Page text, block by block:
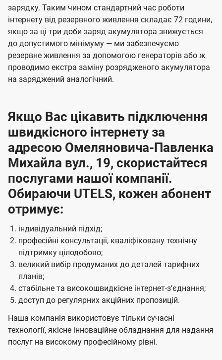
зарядку. Таким чином стандартний час роботи
інтернету від резервного живлення складає 72 години,
якщо за ці три доби заряд акумулятора знижується
до допустимого мінімуму — ми забезпечуємо
резервне живлення за допомогою генераторів або ж
проводимо екстра заміну розрядженого акумулятора
на заряджений аналогічний.
Якщо Вас цікавить підключення
швидкісного інтернету за
адресою Омеляновича-Павленка
Михайла вул., 19, скористайтеся
послугами нашої компанії.
Обираючи UTELS, кожен абонент
отримує:
індивідуальний підхід;
професійні консультації, кваліфіковану технічну
підтримку цілодобово;
великий вибір продуманих до деталей тарифних
планів;
стабільне та високошвидкісне інтернет-зʼєднання;
доступ до регулярних акційних пропозицій.
Наша компанія використовує тільки сучасні
технології, якісне інноваційне обладнання для надання
послуг на високому професійному рівні.